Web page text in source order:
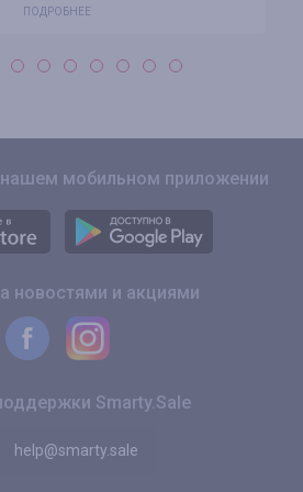
ПОДРОБНЕЕ
мобильном приложении
новостями и акциями
Smarty.Sale
help@smarty.sale